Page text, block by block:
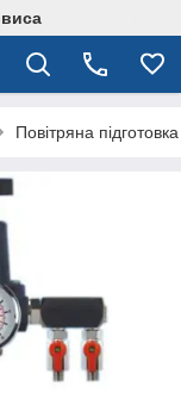
Повітряна